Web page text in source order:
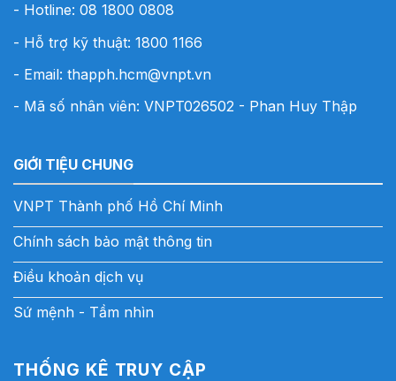
- Hotline: 08 1800 0808
- Hỗ trợ kỹ thuật: 1800 1166
- Email: thapph.hcm@vnpt.vn
- Mã số nhân viên: VNPT026502 - Phan Huy Thập
GIỚI TIỆU CHUNG
VNPT Thành phố Hồ Chí Minh
Chính sách bảo mật thông tin
Điều khoản dịch vụ
Sứ mệnh - Tầm nhìn
THỐNG KÊ TRUY CẬP